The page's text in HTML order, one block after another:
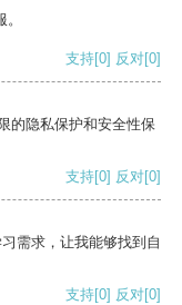
支持[0] 反对[0]
的隐私保护和安全性保
支持[0] 反对[0]
需求，让我能够找到自
支持[0] 反对[0]